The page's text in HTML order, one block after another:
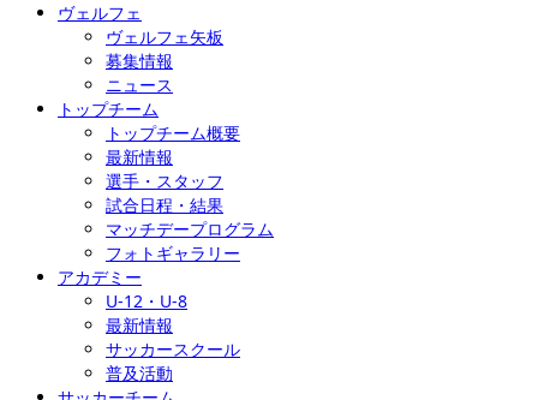
ヴェルフェ
ヴェルフェ矢板
募集情報
ニュース
トップチーム
トップチーム概要
最新情報
選手・スタッフ
試合日程・結果
マッチデープログラム
フォトギャラリー
アカデミー
U-12・U-8
最新情報
サッカースクール
普及活動